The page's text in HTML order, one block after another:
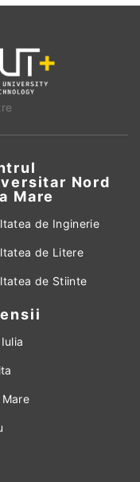
Nord
Mare
de Inginerie
de Litere
de Stiinte